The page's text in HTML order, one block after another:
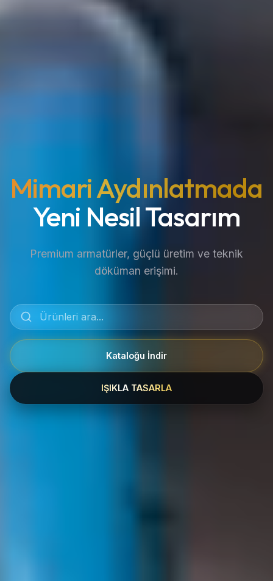
Mimari Aydınlatmada
Yeni Nesil Tasarım
Premium armatürler, güçlü üretim ve teknik
döküman erişimi.
Kataloğu İndir
IŞIKLA TASARLA